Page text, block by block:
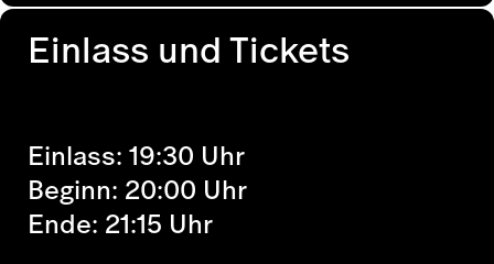
Einlass und Tickets
Einlass: 19:30 Uhr
Beginn: 20:00 Uhr
Ende: 21:15 Uhr